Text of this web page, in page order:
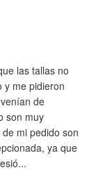
las tallas no
y me pidieron
de
son muy
mi pedido son
ya que